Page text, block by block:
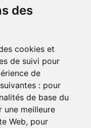
des
cookies et
de suivi pour
de
: pour
de base du
une meilleure
Web, pour